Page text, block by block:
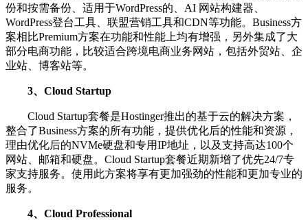
份和按需备份、适用于WordPress的、AI 网站构建器、
WordPress登台工具、联盟营销工具和CDN等功能。Business方
案相比Premium方案在功能和性能上均有增强，另外集成了大
部分电商功能，比较适合跨境电商业务网站，包括外贸站、企
业站、博客站等。
3、Cloud Startup
Cloud Startup套餐是Hostinger推出的基于云的解决方案，
整合了Business方案的所有功能，提供优化后的性能和资源，
理由优化后的NVMe硬盘和专用IP地址，以及支持高达100个
网站、邮箱和硬盘。Cloud Startup套餐近期新增了优先24/7专
家支持服务。使用此方案将享有更加强劲的性能和更加专业的
服务。
4、Cloud Professional